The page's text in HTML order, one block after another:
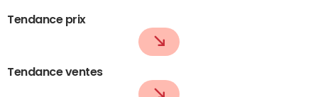
Tendance prix
Tendance ventes